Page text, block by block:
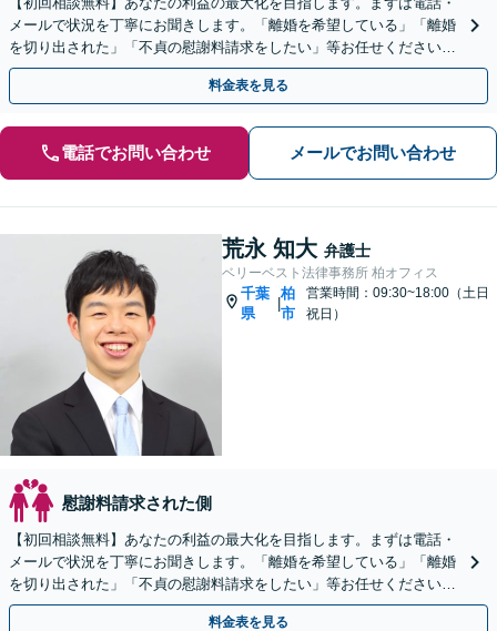
メールで状況を丁寧にお聞きします。「離婚を希望している」「離婚
を切り出された」「不貞の慰謝料請求をしたい」等お任せください。
【リーズナブルな料金設定】
料金表を見る
電話でお問い合わせ メールでお問い合わせ
荒永 知大 弁護士
ベリーベスト法律事務所 柏オフィス
千葉
県
|
柏
市
営業時間：09:30~18:00（土日
祝日）
慰謝料請求された側
【初回相談無料】あなたの利益の最大化を目指します。まずは電話・
メールで状況を丁寧にお聞きします。「離婚を希望している」「離婚
を切り出された」「不貞の慰謝料請求をしたい」等お任せください。
【リーズナブルな料金設定】
料金表を見る